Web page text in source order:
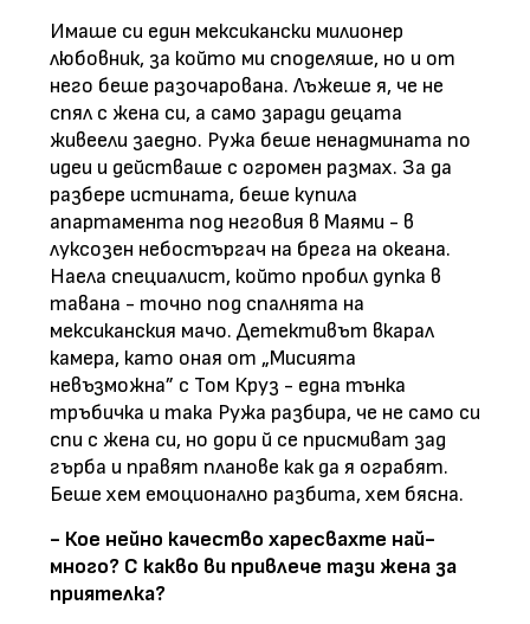
Имаше си един мексикански милионер
любовник, за който ми споделяше, но и от
него беше разочарована. Лъжеше я, че не
спял с жена си, а само заради децата
живеели заедно. Ружа беше ненадмината по
идеи и действаше с огромен размах. За да
разбере истината, беше купила
апартамента под неговия в Маями - в
луксозен небостъргач на брега на океана.
Наела специалист, който пробил дупка в
тавана - точно под спалнята на
мексиканския мачо. Детективът вкарал
камера, като оная от „Мисията
невъзможна” с Том Круз - една тънка
тръбичка и така Ружа разбира, че не само си
спи с жена си, но дори й се присмиват зад
гърба и правят планове как да я ограбят.
Беше хем емоционално разбита, хем бясна.
- Кое нейно качество харесвахте най-
много? С какво ви привлече тази жена за
приятелка?